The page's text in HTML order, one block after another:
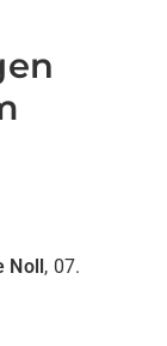
Noll, 07.